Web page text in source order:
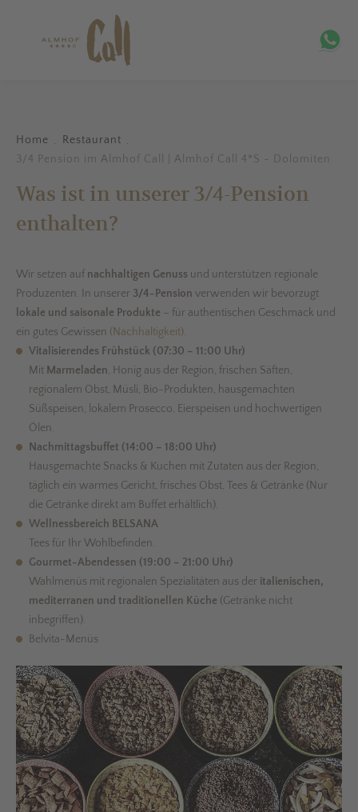
Home . Restaurant .
3/4 Pension im Almhof Call | Almhof Call 4*S - Dolomiten
Was ist in unserer 3/4-Pension
enthalten?
Wir setzen auf nachhaltigen Genuss und unterstützen regionale
Produzenten. In unserer 3/4-Pension verwenden wir bevorzugt
lokale und saisonale Produkte – für authentischen Geschmack und
ein gutes Gewissen (Nachhaltigkeit).
Vitalisierendes Frühstück (07:30 – 11:00 Uhr)
Mit Marmeladen, Honig aus der Region, frischen Säften,
regionalem Obst, Müsli, Bio-Produkten, hausgemachten
Süßspeisen, lokalem Prosecco, Eierspeisen und hochwertigen
Ölen.
Nachmittagsbuffet (14:00 – 18:00 Uhr)
Hausgemachte Snacks & Kuchen mit Zutaten aus der Region,
täglich ein warmes Gericht, frisches Obst, Tees & Getränke (Nur
die Getränke direkt am Buffet erhältlich).
Wellnessbereich BELSANA
Tees für Ihr Wohlbefinden.
Gourmet-Abendessen (19:00 – 21:00 Uhr)
Wahlmenüs mit regionalen Spezialitäten aus der italienischen,
mediterranen und traditionellen Küche (Getränke nicht
inbegriffen).
Belvita-Menüs